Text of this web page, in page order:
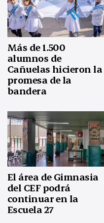
Más de 1.500
alumnos de
Cañuelas hicieron la
promesa de la
bandera
El área de Gimnasia
del CEF podrá
continuar en la
Escuela 27